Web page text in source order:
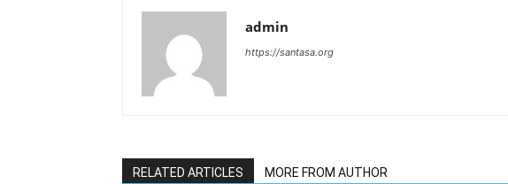
admin
https://santasa.org
RELATED ARTICLES MORE FROM AUTHOR